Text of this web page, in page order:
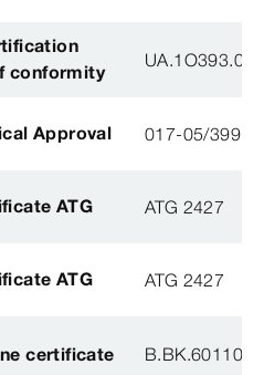
conformity
Approval 017-05/3991-
ATG ATG 2427
ATG ATG 2427
certificate